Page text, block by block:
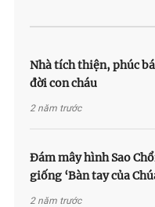
Nhà tích thiện, phúc
đời con cháu
2 năm trước
Đám mây hình Sao
giống ‘Bàn tay của
2 năm trước